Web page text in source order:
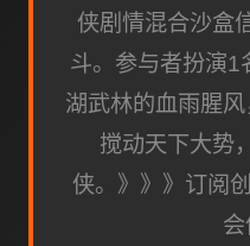
侠剧情混合沙盒
斗。参与者扮演1
湖武林的血雨腥风
搅动天下大势
侠。》》》订阅
会